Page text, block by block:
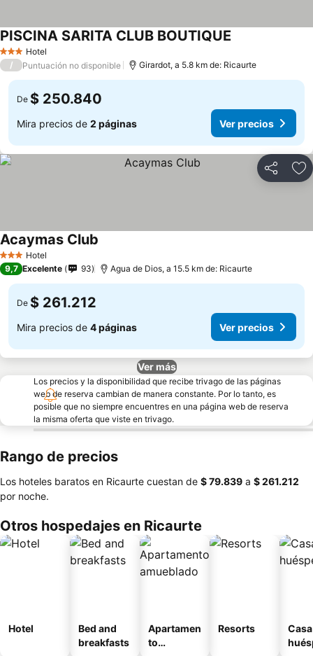
3 Estrellas
Hotel
PISCINA SARITA CLUB BOUTIQUE
/ Puntuación no disponible Girardot, a 5.8 km de: Ricaurte
De $ 250.840
Mira precios de 2 páginas Ver precios
Compartir
3 Estrellas
Hotel
Acaymas Club
9,7 Excelente 93 Agua de Dios, a 15.5 km de: Ricaurte
De $ 261.212
Mira precios de 4 páginas Ver precios
Ver más
Los precios y la disponibilidad que recibe trivago de las páginas
web de reserva cambian de manera constante. Por lo tanto, es
posible que no siempre encuentres en una página web de reserva
la misma oferta que viste en trivago.
Rango de precios
Los hoteles baratos en Ricaurte cuestan de ‎$ 79.839 a ‎$ 261.212
por noche.
Otros hospedajes en Ricaurte
Hotel
Bed and
breakfasts
Apartamen
to
Resorts